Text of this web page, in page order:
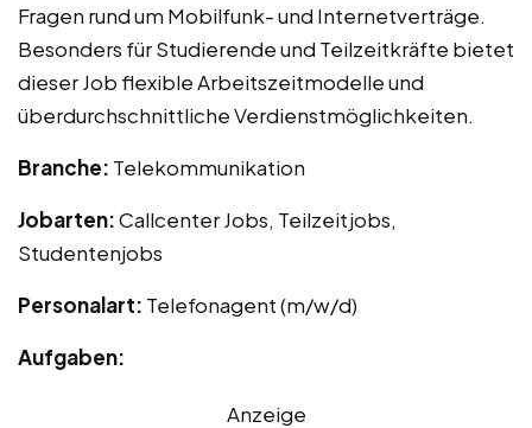
Fragen rund um Mobilfunk- und Internetverträge.
Besonders für Studierende und Teilzeitkräfte bietet
dieser Job flexible Arbeitszeitmodelle und
überdurchschnittliche Verdienstmöglichkeiten.
Branche: Telekommunikation
Jobarten:Callcenter Jobs, Teilzeitjobs,
Studentenjobs
Personalart: Telefonagent (m/w/d)
Aufgaben:
Anzeige